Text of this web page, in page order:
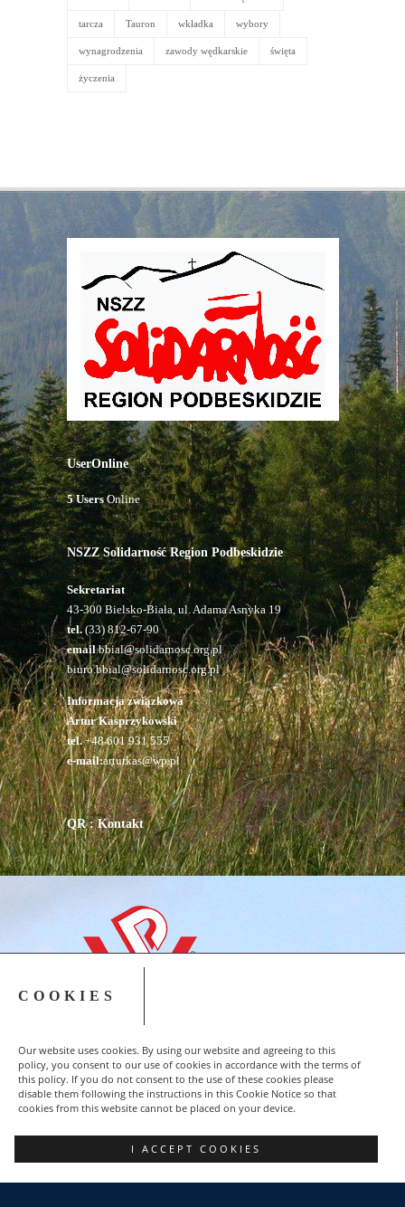
COOKIES
Our website uses cookies. By using our website and agreeing to this
policy, you consent to our use of cookies in accordance with the terms of
this policy. If you do not consent to the use of these cookies please
disable them following the instructions in this Cookie Notice so that
cookies from this website cannot be placed on your device.
I ACCEPT COOKIES
tarcza Tauron wkładka wybory
wynagrodzenia zawody wędkarskie święta
życzenia
UserOnline
5 UsersOnline
NSZZ Solidarność Region Podbeskidzie
Sekretariat
43-300 Bielsko-Biała, ul. Adama Asnyka 19
tel.(33) 812-67-90
emailbbial@solidarnosc.org.pl
biuro.bbial@solidarnosc.org.pl
Informacja związkowa
Artur Kasprzykowski
tel.+48 601 931 555
e-mail:arturkas@wp.pl
QR : Kontakt
Copyright © 2015-2023 NSZZ Solidarność - Region
Podbeskidzie